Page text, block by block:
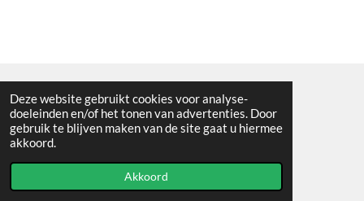
Deze website gebruikt cookies voor analyse-
doeleinden en/of het tonen van advertenties. Door
gebruik te blijven maken van de site gaat u hiermee
akkoord.
Akkoord
Algemene voorwaarden
© 2021 - RC en mineralenshop Het vlinderpad